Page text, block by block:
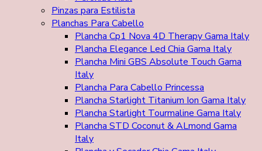
Pinzas para Estilista
Planchas Para Cabello
Plancha Cp1 Nova 4D Therapy Gama Italy
Plancha Elegance Led Chia Gama Italy
Plancha Mini GBS Absolute Touch Gama
Italy
Plancha Para Cabello Princessa
Plancha Starlight Titanium Ion Gama Italy
Plancha Starlight Tourmaline Gama Italy
Plancha STD Coconut & ALmond Gama
Italy